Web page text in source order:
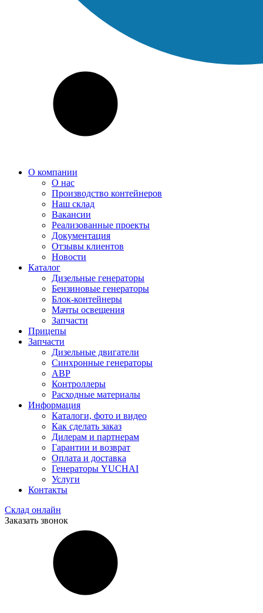
О компании
О нас
Производство контейнеров
Наш склад
Вакансии
Реализованные проекты
Документация
Отзывы клиентов
Новости
Каталог
Дизельные генераторы
Бензиновые генераторы
Блок-контейнеры
Мачты освещения
Запчасти
Прицепы
Запчасти
Дизельные двигатели
Синхронные генераторы
АВР
Контроллеры
Расходные материалы
Информация
Каталоги, фото и видео
Как сделать заказ
Дилерам и партнерам
Гарантии и возврат
Оплата и доставка
Генераторы YUCHAI
Услуги
Контакты
Склад онлайн
Заказать звонок